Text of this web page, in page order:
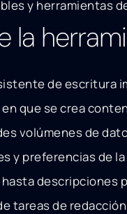
y herramientas
la
de escritura
que se crea
volúmenes de
y preferencias de
descripciones
tareas de